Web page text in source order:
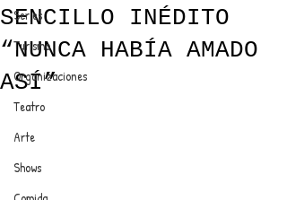
ANUNCIATE CON NOSOTROS
PARA MÁS INFORMACIÓN:
dinamicaseltrendytop@gmail.com
Series
Turismo
Organizaciones
Teatro
Arte
Shows
SENCILLO INÉDITO
“NUNCA HABÍA AMADO
ASÍ”